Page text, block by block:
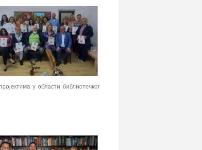
у области библиотечког